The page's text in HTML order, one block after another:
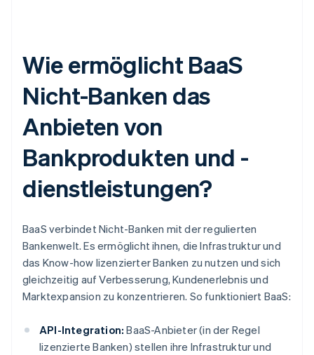
Wie ermöglicht BaaS
Nicht-Banken das
Anbieten von
Bankprodukten und -
dienstleistungen?
BaaS verbindet Nicht-Banken mit der regulierten
Bankenwelt. Es ermöglicht ihnen, die Infrastruktur und
das Know-how lizenzierter Banken zu nutzen und sich
gleichzeitig auf Verbesserung, Kundenerlebnis und
Marktexpansion zu konzentrieren. So funktioniert BaaS:
API-Integration: BaaS-Anbieter (in der Regel
lizenzierte Banken) stellen ihre Infrastruktur und